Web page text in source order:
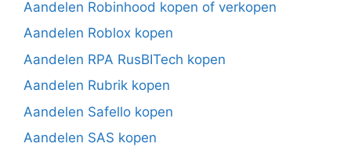
Aandelen Robinhood kopen of verkopen
Aandelen Roblox kopen
Aandelen RPA RusBITech kopen
Aandelen Rubrik kopen
Aandelen Safello kopen
Aandelen SAS kopen